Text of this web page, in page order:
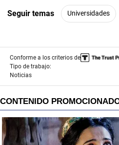
Seguir temas Universidades
Conforme a los criterios de
Tipo de trabajo:
Noticias